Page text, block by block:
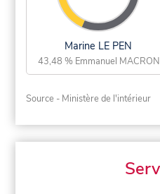
Marine LE PEN
43,48 % Emmanuel MACRON
Source - Ministère de l'intérieur